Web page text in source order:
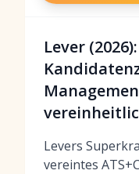
Lever (2026):
Levers
vereintes